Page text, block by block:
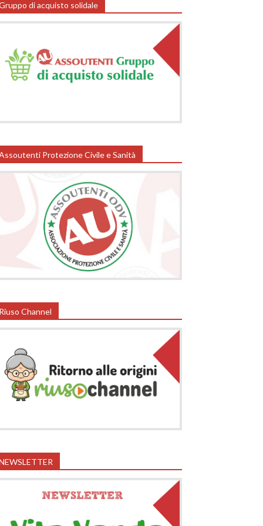
di acquisto solidale
Protezione Civile e Sanità
Riuso Channel